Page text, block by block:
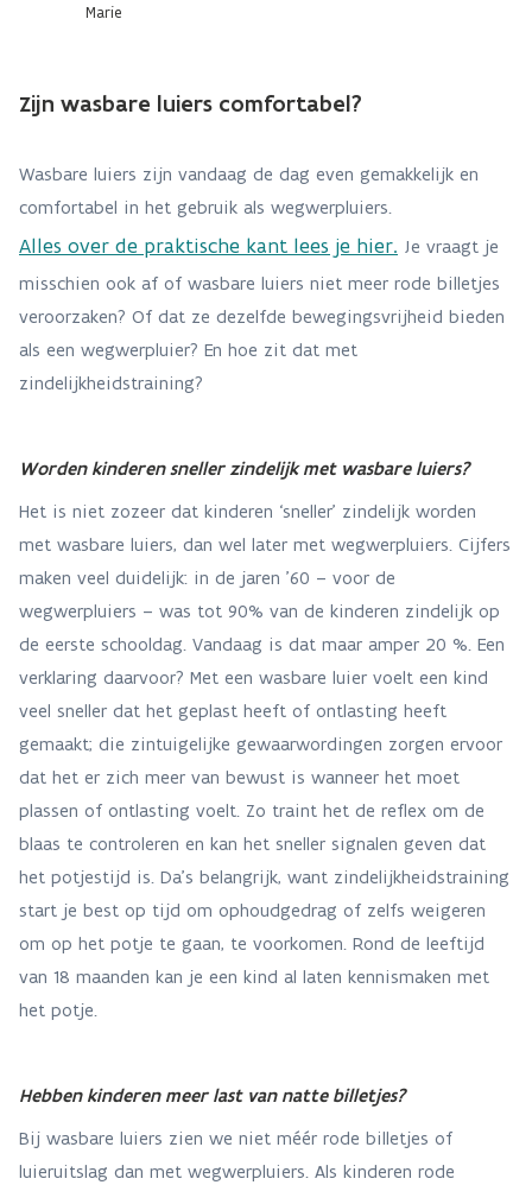
Marie
Zijn wasbare luiers comfortabel?
Wasbare luiers zijn vandaag de dag even gemakkelijk en
comfortabel in het gebruik als wegwerpluiers.
Alles over de praktische kant lees je hier. Je vraagt je
misschien ook af of wasbare luiers niet meer rode billetjes
veroorzaken? Of dat ze dezelfde bewegingsvrijheid bieden
als een wegwerpluier? En hoe zit dat met
zindelijkheidstraining?
Worden kinderen sneller zindelijk met wasbare luiers?
Het is niet zozeer dat kinderen ‘sneller’ zindelijk worden
met wasbare luiers, dan wel later met wegwerpluiers. Cijfers
maken veel duidelijk: in de jaren ’60 – voor de
wegwerpluiers – was tot 90% van de kinderen zindelijk op
de eerste schooldag. Vandaag is dat maar amper 20 %. Een
verklaring daarvoor? Met een wasbare luier voelt een kind
veel sneller dat het geplast heeft of ontlasting heeft
gemaakt; die zintuigelijke gewaarwordingen zorgen ervoor
dat het er zich meer van bewust is wanneer het moet
plassen of ontlasting voelt. Zo traint het de reflex om de
blaas te controleren en kan het sneller signalen geven dat
het potjestijd is. Da’s belangrijk, want zindelijkheidstraining
start je best op tijd om ophoudgedrag of zelfs weigeren
om op het potje te gaan, te voorkomen. Rond de leeftijd
van 18 maanden kan je een kind al laten kennismaken met
het potje.
Hebben kinderen meer last van natte billetjes?
Bij wasbare luiers zien we niet méér rode billetjes of
luieruitslag dan met wegwerpluiers. Als kinderen rode